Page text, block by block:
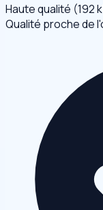
Haute qualité (192
Qualité proche de